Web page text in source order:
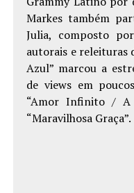
Markes também
Julia, composto
autorais e releituras
Azul” marcou a
de views em
“Amor Infinito / A
“Maravilhosa Graça”.